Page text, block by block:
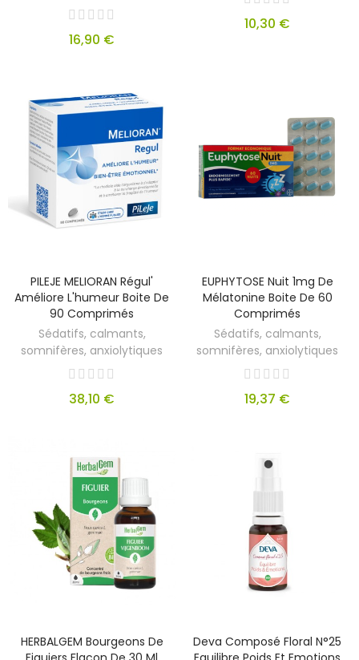
16,90 €
10,30 €
PILEJE MELIORAN Régul'
Améliore L'humeur Boite De
90 Comprimés
Sédatifs, calmants,
somnifères, anxiolytiques
38,10 €
EUPHYTOSE Nuit 1mg De
Mélatonine Boite De 60
Comprimés
Sédatifs, calmants,
somnifères, anxiolytiques
19,37 €
HERBALGEM Bourgeons De
Deva Composé Floral N°25